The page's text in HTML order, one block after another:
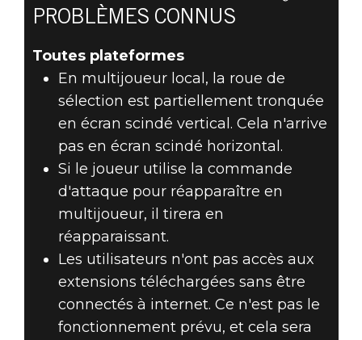
PROBLÈMES CONNUS
Toutes plateformes
En multijoueur local, la roue de
sélection est partiellement tronquée
en écran scindé vertical. Cela n'arrive
pas en écran scindé horizontal.
Si le joueur utilise la commande
d'attaque pour réapparaître en
multijoueur, il tirera en
réapparaissant.
Les utilisateurs n'ont pas accès aux
extensions téléchargées sans être
connectés à internet. Ce n'est pas le
fonctionnement prévu, et cela sera